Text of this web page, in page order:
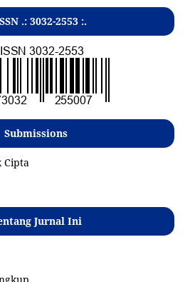
.: 3032-2553:.
Submissions
Cipta
Jurnal Ini